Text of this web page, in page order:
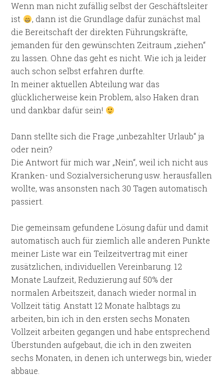
Wenn man nicht zufällig selbst der Geschäftsleiter
ist
, dann ist die Grundlage dafür zunächst mal
die Bereitschaft der direkten Führungskräfte,
jemanden für den gewünschten Zeitraum „ziehen“
zu lassen. Ohne das geht es nicht. Wie ich ja leider
auch schon selbst erfahren durfte.
In meiner aktuellen Abteilung war das
glücklicherweise kein Problem, also Haken dran
und dankbar dafür sein!
Dann stellte sich die Frage „unbezahlter Urlaub“ ja
oder nein?
Die Antwort für mich war „Nein“, weil ich nicht aus
Kranken- und Sozialversicherung usw. herausfallen
wollte, was ansonsten nach 30 Tagen automatisch
passiert.
Die gemeinsam gefundene Lösung dafür und damit
automatisch auch für ziemlich alle anderen Punkte
meiner Liste war ein Teilzeitvertrag mit einer
zusätzlichen, individuellen Vereinbarung. 12
Monate Laufzeit, Reduzierung auf 50% der
normalen Arbeitszeit, danach wieder normal in
Vollzeit tätig. Anstatt 12 Monate halbtags zu
arbeiten, bin ich in den ersten sechs Monaten
Vollzeit arbeiten gegangen und habe entsprechend
Überstunden aufgebaut, die ich in den zweiten
sechs Monaten, in denen ich unterwegs bin, wieder
abbaue.